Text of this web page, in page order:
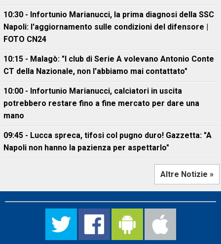
10:30 - Infortunio Marianucci, la prima diagnosi della SSC
Napoli: l'aggiornamento sulle condizioni del difensore |
FOTO CN24
10:15 - Malagò: "I club di Serie A volevano Antonio Conte
CT della Nazionale, non l'abbiamo mai contattato"
10:00 - Infortunio Marianucci, calciatori in uscita
potrebbero restare fino a fine mercato per dare una
mano
09:45 - Lucca spreca, tifosi col pugno duro! Gazzetta: "A
Napoli non hanno la pazienza per aspettarlo"
Altre Notizie »